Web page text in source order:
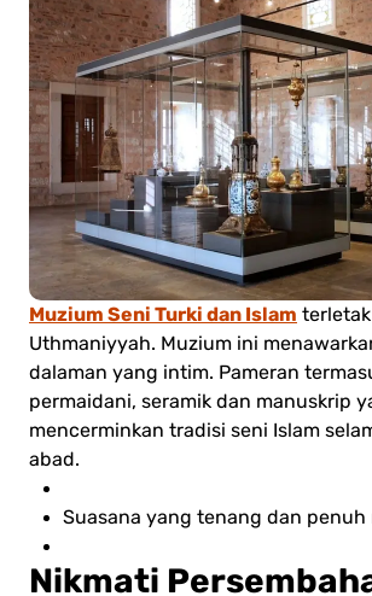
Muzium Seni Turki dan Islam
Uthmaniyyah. Muzium ini
dalaman yang intim. Pameran
permaidani, seramik dan manuskrip
mencerminkan tradisi seni Islam
abad.
Suasana yang tenang dan penuh
Nikmati